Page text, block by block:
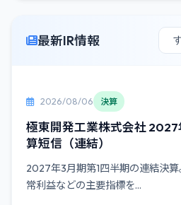
最新IR情報
2026/08/06 決算
極東開発工業株式会社 2027
算短信（連結）
2027年3月期第1四半期の連結決
常利益などの主要指標を...